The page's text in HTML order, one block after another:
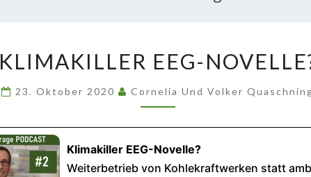
EEG-
NOVELLE?
KLIMAKILLER EEG-
23. Oktober 2020 Cornelia Und Volker